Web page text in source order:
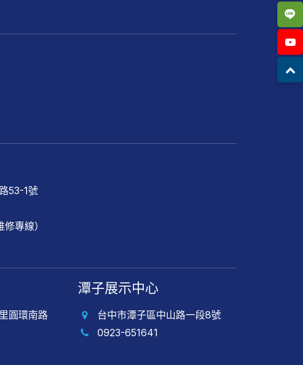
53-1號
專線）
圓環南路
潭子展示中心
台中市潭子區中山路一段8號
0923-651641